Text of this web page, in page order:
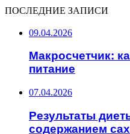
ПОСЛЕДНИЕ ЗАПИСИ
09.04.2026
Макросчетчик:
питание
07.04.2026
Результаты
содержанием